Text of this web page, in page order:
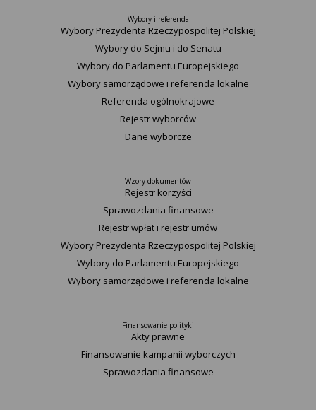
Wybory i referenda
Wybory Prezydenta Rzeczypospolitej Polskiej
Wybory do Sejmu i do Senatu
Wybory do Parlamentu Europejskiego
Wybory samorządowe i referenda lokalne
Referenda ogólnokrajowe
Rejestr wyborców
Dane wyborcze
Wzory dokumentów
Rejestr korzyści
Sprawozdania finansowe
Rejestr wpłat i rejestr umów
Wybory Prezydenta Rzeczypospolitej Polskiej
Wybory do Parlamentu Europejskiego
Wybory samorządowe i referenda lokalne
Finansowanie polityki
Akty prawne
Finansowanie kampanii wyborczych
Sprawozdania finansowe